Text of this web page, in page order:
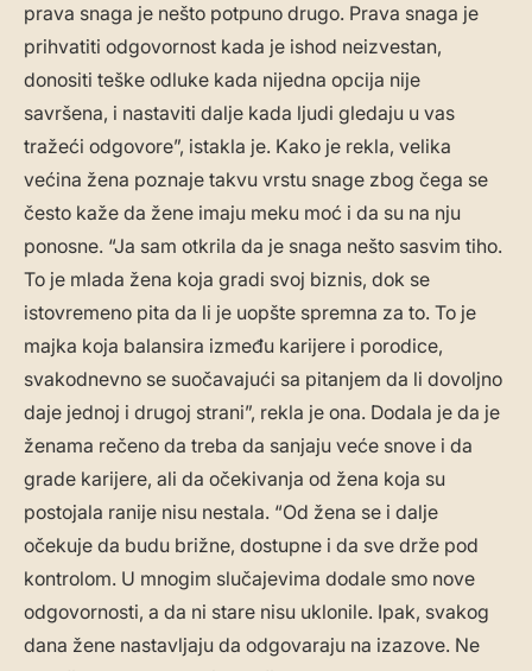
prava snaga je nešto potpuno drugo. Prava snaga je
prihvatiti odgovornost kada je ishod neizvestan,
donositi teške odluke kada nijedna opcija nije
savršena, i nastaviti dalje kada ljudi gledaju u vas
tražeći odgovore”, istakla je. Kako je rekla, velika
većina žena poznaje takvu vrstu snage zbog čega se
često kaže da žene imaju meku moć i da su na nju
ponosne. “Ja sam otkrila da je snaga nešto sasvim tiho.
To je mlada žena koja gradi svoj biznis, dok se
istovremeno pita da li je uopšte spremna za to. To je
majka koja balansira između karijere i porodice,
svakodnevno se suočavajući sa pitanjem da li dovoljno
daje jednoj i drugoj strani”, rekla je ona. Dodala je da je
ženama rečeno da treba da sanjaju veće snove i da
grade karijere, ali da očekivanja od žena koja su
postojala ranije nisu nestala. “Od žena se i dalje
očekuje da budu brižne, dostupne i da sve drže pod
kontrolom. U mnogim slučajevima dodale smo nove
odgovornosti, a da ni stare nisu uklonile. Ipak, svakog
dana žene nastavljaju da odgovaraju na izazove. Ne